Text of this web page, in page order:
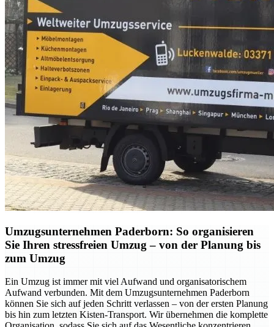
Umzugsunternehmen Paderborn: So organisieren
Sie Ihren stressfreien Umzug – von der Planung bis
zum Umzug
Ein Umzug ist immer mit viel Aufwand und organisatorischem
Aufwand verbunden. Mit dem Umzugsunternehmen Paderborn
können Sie sich auf jeden Schritt verlassen – von der ersten Planung
bis hin zum letzten Kisten-Transport. Wir übernehmen die komplette